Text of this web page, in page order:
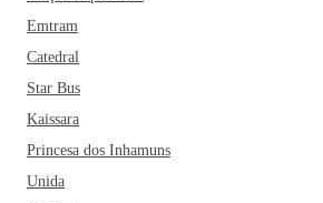
Emtram
Catedral
Star Bus
Kaissara
Princesa dos Inhamuns
Unida